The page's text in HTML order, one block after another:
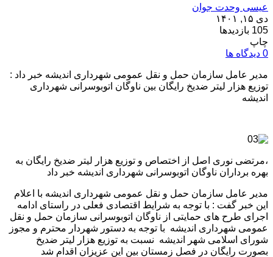
عیسی وحدت جوان
دی ۱۵, ۱۴۰۱
105 بازدیدها
چاپ
0 دیدگاه ها
مدیر عامل سازمان حمل و نقل عمومی شهرداری اندیشه خبر داد :
توزیع هزار لیتر ضدیخ رایگان بین ناوگان اتوبوسرانی شهرداری
اندیشه
،مرتضی نوری اصل از اختصاص و توزیع هزار لیتر ضدیخ رایگان به
بهره برداران ناوگان اتوبوسرانی شهرداری اندیشه خبر داد
مدیر عامل سازمان حمل و نقل عمومی شهرداری اندیشه با اعلام
این خبر گفت : با توجه به شرایط اقتصادی فعلی در راستای ادامه
اجرای طرح های حمایتی از ناوگان اتوبوسرانی سازمان حمل و نقل
عمومی شهرداری اندیشه با توجه به دستور شهردار محترم و مجوز
شورای اسلامی شهر اندیشه نسبت به توزیع هزار لیتر ضدیخ
بصورت رایگان در فصل زمستان بین این عزیزان اقدام شد